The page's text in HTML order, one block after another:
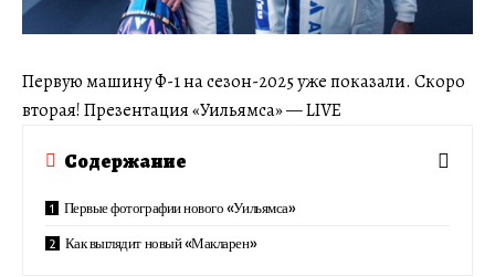
Первую машину Ф-1 на сезон-2025 уже показали. Скоро
вторая! Презентация «Уильямса» — LIVE
Содержание
Первые фотографии нового «Уильямса»
Как выглядит новый «Макларен»